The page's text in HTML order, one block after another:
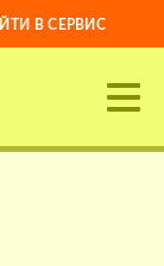
В СЕРВИС